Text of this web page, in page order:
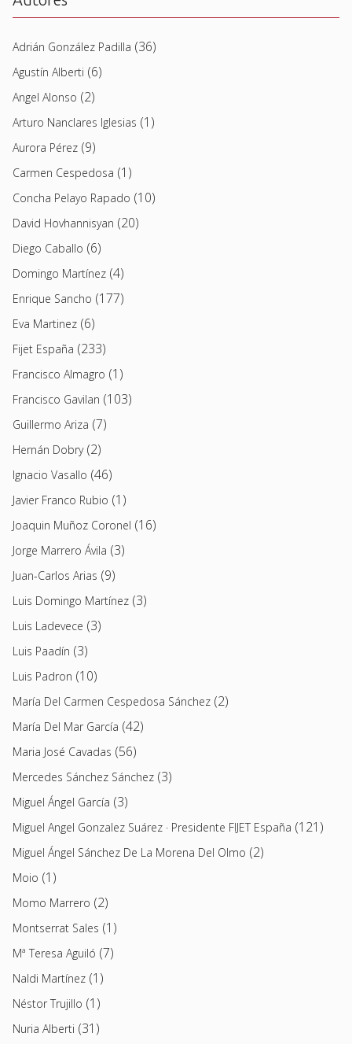
Adrián González Padilla (36)
Agustín Alberti (6)
Angel Alonso (2)
Arturo Nanclares Iglesias (1)
Aurora Pérez (9)
Carmen Cespedosa (1)
Concha Pelayo Rapado (10)
David Hovhannisyan (20)
Diego Caballo (6)
Domingo Martínez (4)
Enrique Sancho (177)
Eva Martinez (6)
Fijet España (233)
Francisco Almagro (1)
Francisco Gavilan (103)
Guillermo Ariza (7)
Hernán Dobry(2)
Ignacio Vasallo (46)
Javier Franco Rubio (1)
Joaquin Muñoz Coronel (16)
Jorge Marrero Ávila (3)
Juan-Carlos Arias (9)
Luis Domingo Martínez (3)
Luis Ladevece (3)
Luis Paadín (3)
Luis Padron (10)
María Del Carmen Cespedosa Sánchez (2)
María Del Mar García (42)
Maria José Cavadas (56)
Mercedes Sánchez Sánchez (3)
Miguel Ángel García (3)
Miguel Angel Gonzalez Suárez · Presidente FIJET España (121)
Miguel Ángel Sánchez De La Morena Del Olmo (2)
Moio (1)
Momo Marrero (2)
Montserrat Sales (1)
Mª Teresa Aguiló (7)
Naldi Martínez (1)
Néstor Trujillo (1)
Nuria Alberti (31)